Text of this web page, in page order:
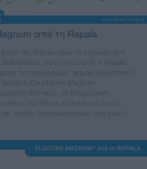
από τη Rapala
της Rapala είμαι το νούµερο ένα
νερού για συρτή. Η Rapala
ένα παγκοσµίως ψαράκι θαλασσινού
ανοιχτά, Countdown Magnum.
στο νερό, µε ελεγχόµενη
την τέλεια επιλογή για συρτή
εξίσου αποτελεσµατικό στο γλυκό